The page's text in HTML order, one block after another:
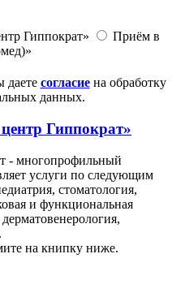
Гиппократ»
Приём в
даете согласиена обработку
данных.
Гиппократ»
- многопрофильный
услуги по следующим
стоматология,
и функциональная
на книпку ниже.